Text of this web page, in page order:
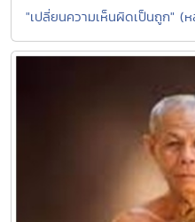
"เปลี่ยนความเห็นผิดเป็นถูก" (